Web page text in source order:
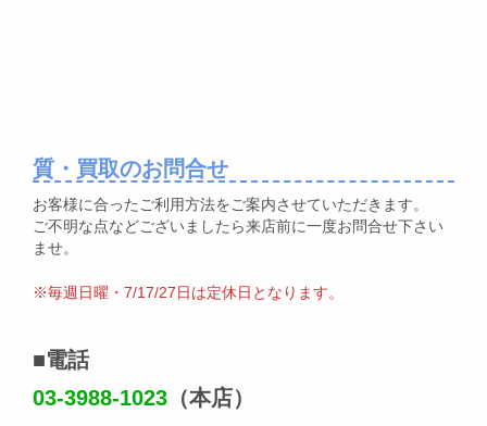
質・買取のお問合せ
お客様に合ったご利用方法をご案内させていただきます。
ご不明な点などございましたら来店前に一度お問合せ下さい
ませ。
※毎週日曜・7/17/27日は定休日となります。
■電話
03-3988-1023 （本店）